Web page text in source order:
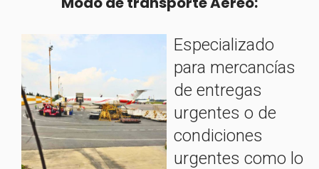
Especializado
para mercancías
de entregas
urgentes o de
condiciones
urgentes como lo